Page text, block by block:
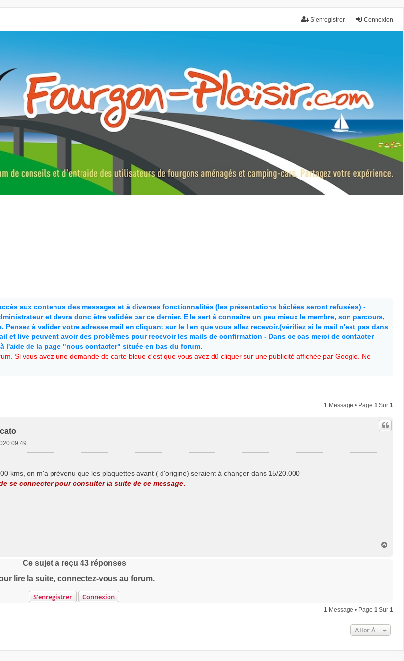
Connexion
S’enregistrer
vans et de camping-car. Partagez votre expérience.
aux contenus des messages et à diverses fonctionnalités (les présentations bâclées seront refusées) -
et devra donc être validée par ce dernier. Elle sert à connaître un peu mieux le membre, son parcours,
. Pensez à valider votre adresse mail en cliquant sur le lien que vous allez recevoir.(vérifiez si le mail n'est pas dans
et live peuvent avoir des problèmes pour recevoir les mails de confirmation - Dans ce cas merci de contacter
l'aide de la page "nous contacter" située en bas du forum.
Si vous avez une demande de carte bleue c'est que vous avez dû cliquer sur une publicité affichée par Google. Ne
1 Message • Page 1 Sur 1
09:49
kms, on m'a prévenu que les plaquettes avant ( d'origine) seraient à changer dans 15/20.000
se connecter pour consulter la suite de ce message.
Ce sujet a reçu 43réponses
lire la suite, connectez-vous au forum.
S’enregistrer
Connexion
1 Message • Page 1 Sur 1
Aller À